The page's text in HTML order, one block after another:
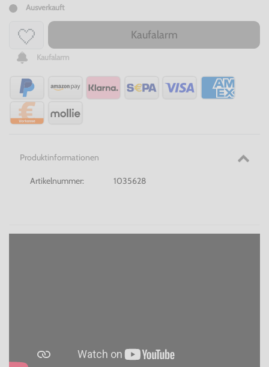
Ausverkauft
Kaufalarm
Kaufalarm
Produktinformationen
Artikelnummer: 1035628